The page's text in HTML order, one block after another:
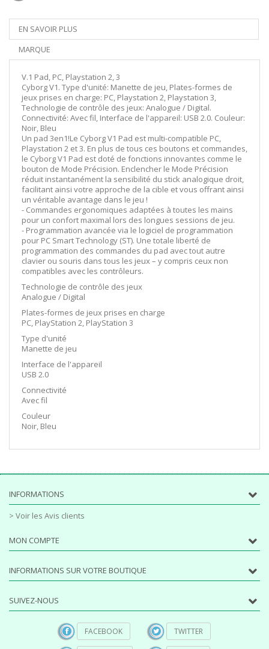
EN SAVOIR PLUS
MARQUE
V.1 Pad, PC, Playstation 2, 3
Cyborg V1. Type d'unité: Manette de jeu, Plates-formes de
jeux prises en charge: PC, Playstation 2, Playstation 3,
Technologie de contrôle des jeux: Analogue / Digital.
Connectivité: Avec fil, Interface de l'appareil: USB 2.0. Couleur:
Noir, Bleu
Un pad 3en1!Le Cyborg V1 Pad est multi-compatible PC,
Playstation 2 et 3. En plus de tous ces boutons et commandes,
le Cyborg V1 Pad est doté de fonctions innovantes comme le
bouton de Mode Précision. Enclencher le Mode Précision
réduit instantanément la sensibilité du stick analogique droit,
facilitant ainsi votre approche de la cible et vous offrant ainsi
un véritable avantage dans le jeu !
- Commandes ergonomiques adaptées à toutes les mains
pour un confort maximal lors des longues sessions de jeu.
- Programmation avancée via le logiciel de programmation
pour PC Smart Technology (ST). Une totale liberté de
programmation des commandes du pad avec tout autre
clavier ou souris dans tous les jeux – y compris ceux non
compatibles avec les contrôleurs.
Technologie de contrôle des jeux
Analogue / Digital
Plates-formes de jeux prises en charge
PC, PlayStation 2, PlayStation 3
Type d'unité
Manette de jeu
Interface de l'appareil
USB 2.0
Connectivité
Avec fil
Couleur
Noir, Bleu
INFORMATIONS
> Voir les Avis clients
MON COMPTE
INFORMATIONS SUR VOTRE BOUTIQUE
SUIVEZ-NOUS
FACEBOOK TWITTER